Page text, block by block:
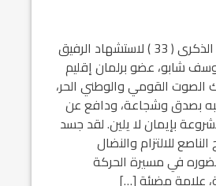
نستذكر باعتزاز وإجلال الذكرى ( 33 ) لاستشهاد الرفيق
شابو، عضو برلمان إقليم
الصوت القومي والوطني الحر،
بصدق وشجاعة، ودافع عن
بإيمان لا يلين. لقد جسد
للالتزام والنضال
في مسيرة الحركة
علامة مضيئة […]